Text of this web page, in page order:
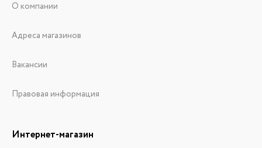
О компании
Адреса магазинов
Вакансии
Правовая информация
Интернет-магазин